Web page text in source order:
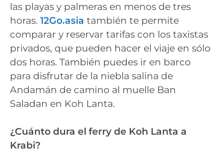
las playas y palmeras en menos de tres
horas. 12Go.asia también te permite
comparar y reservar tarifas con los taxistas
privados, que pueden hacer el viaje en sólo
dos horas. También puedes ir en barco
para disfrutar de la niebla salina de
Andamán de camino al muelle Ban
Saladan en Koh Lanta.
¿Cuánto dura el ferry de Koh Lanta a
Krabi?